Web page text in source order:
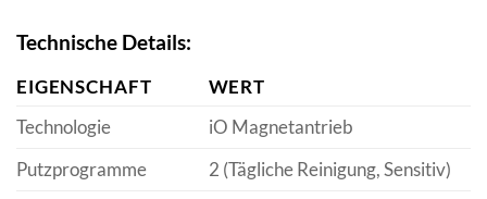
Technische Details:
EIGENSCHAFT
WERT
Technologie
iO Magnetantrieb
Putzprogramme
2 (Tägliche Reinigung, Sensitiv)